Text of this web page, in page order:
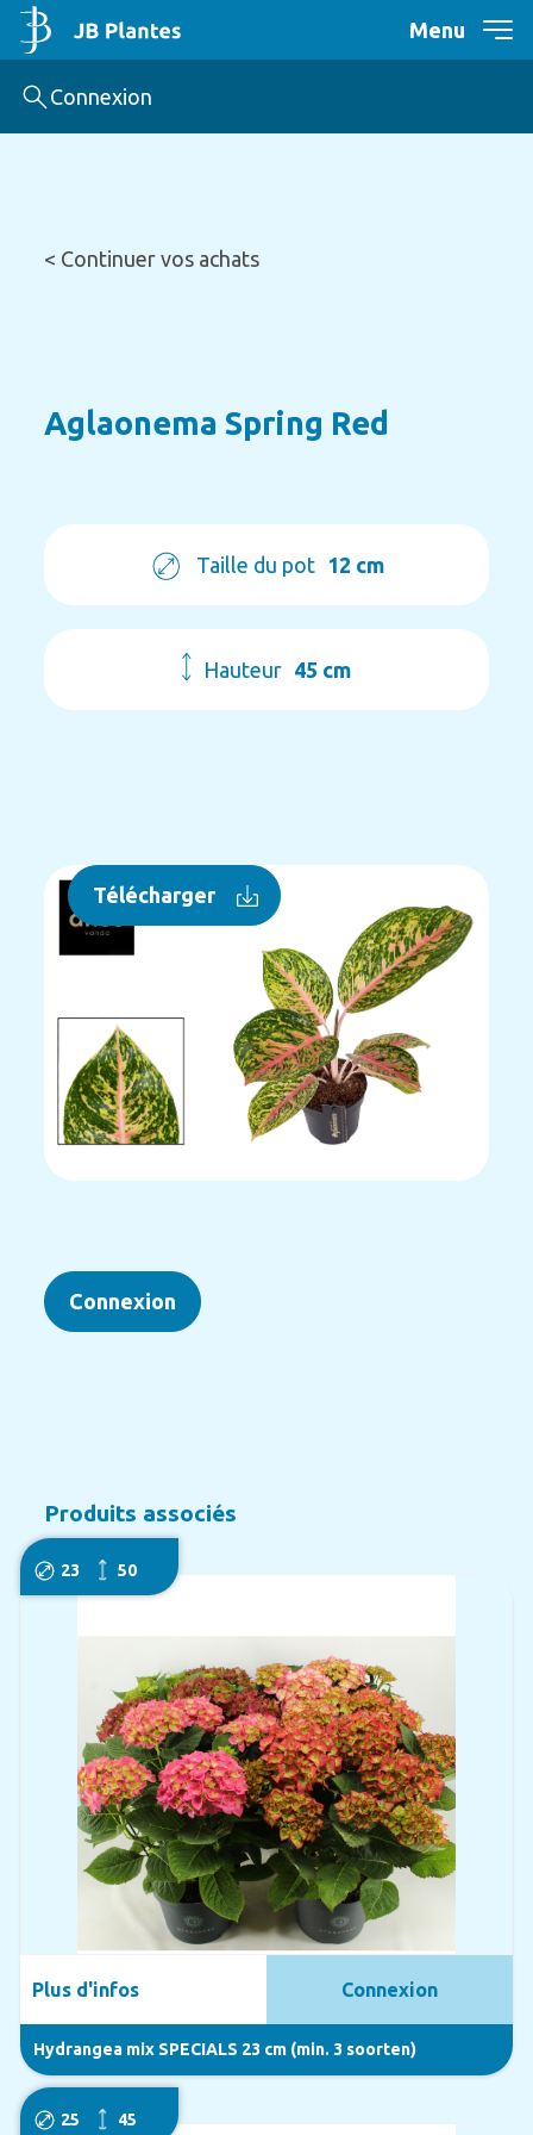
Menu
Connexion
< Continuer vos achats
Aglaonema Spring Red
Taille du pot 12 cm
Hauteur 45 cm
Télécharger
Connexion
Produits associés
23 50
Hydrangea mix SPECIALS 23 cm (min. 3 soorten)
Plus d'infos Connexion
25 45